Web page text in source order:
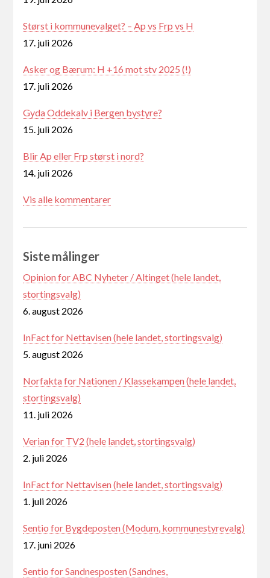
Størst i kommunevalget? – Ap vs Frp vs H
17. juli 2026
Asker og Bærum: H +16 mot stv 2025 (!)
17. juli 2026
Gyda Oddekalv i Bergen bystyre?
15. juli 2026
Blir Ap eller Frp størst i nord?
14. juli 2026
Vis alle kommentarer
Siste målinger
Opinion for ABC Nyheter / Altinget (hele landet,
stortingsvalg)
6. august 2026
InFact for Nettavisen (hele landet, stortingsvalg)
5. august 2026
Norfakta for Nationen / Klassekampen (hele landet,
stortingsvalg)
11. juli 2026
Verian for TV2 (hele landet, stortingsvalg)
2. juli 2026
InFact for Nettavisen (hele landet, stortingsvalg)
1. juli 2026
Sentio for Bygdeposten (Modum, kommunestyrevalg)
17. juni 2026
Sentio for Sandnesposten (Sandnes,